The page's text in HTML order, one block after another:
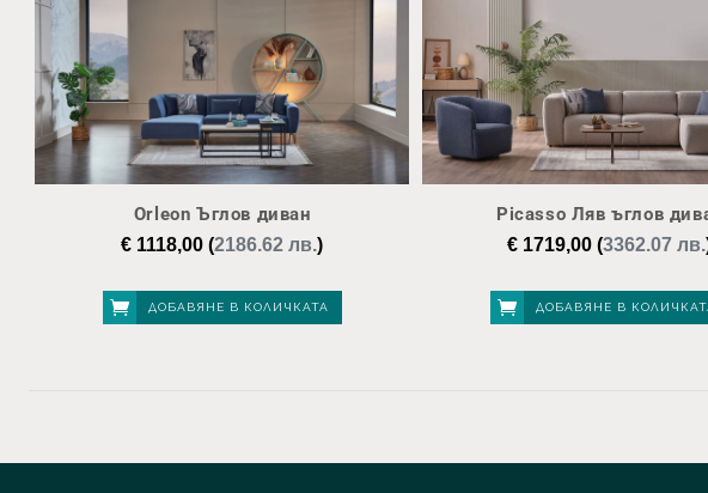
Orleon Ъглов диван
€ 1118,00 (2186.62 лв.)
ДОБАВЯНЕ В КОЛИЧКАТА
Picasso Ляв ъглов
€ 1719,00 (3362.07 лв.
ДОБАВЯНЕ В